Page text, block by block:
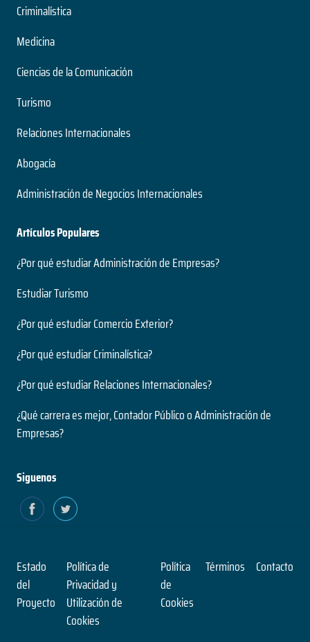
Criminalística
Medicina
Ciencias de la Comunicación
Turismo
Relaciones Internacionales
Abogacía
Administración de Negocios Internacionales
Artículos Populares
¿Por qué estudiar Administración de Empresas?
Estudiar Turismo
¿Por qué estudiar Comercio Exterior?
¿Por qué estudiar Criminalística?
¿Por qué estudiar Relaciones Internacionales?
¿Qué carrera es mejor, Contador Público o Administración de
Empresas?
Siguenos
Estado
del
Proyecto
Política de
Privacidad y
Utilización de
Cookies
Política
de
Cookies
Términos Contacto